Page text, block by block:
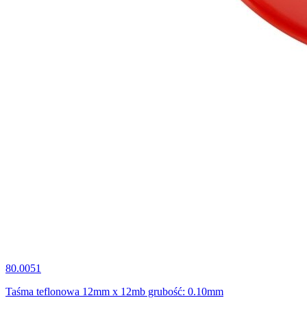
80.0051
Taśma teflonowa 12mm x 12mb grubość: 0.10mm